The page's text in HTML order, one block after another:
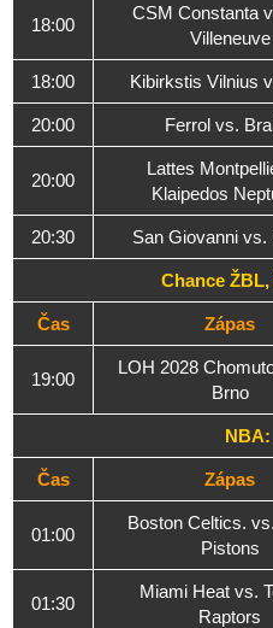
18:00
CSM Constanta
Villeneuve
18:00 Kibirkstis Vilnius
20:00 Ferrol vs.
20:00
Lattes
Klaipedos
20:30 San Giovanni vs.
Chance
Čas Zápas
19:00
LOH 2028
Brno
Čas Zápas
01:00
Boston Celtics.
Pistons
01:30
Miami Heat vs.
Raptors